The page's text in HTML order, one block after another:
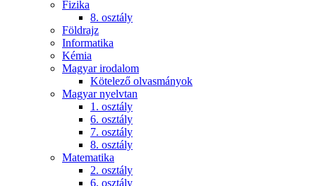
Fizika
8. osztály
Földrajz
Informatika
Kémia
Magyar irodalom
Kötelező olvasmányok
Magyar nyelvtan
1. osztály
6. osztály
7. osztály
8. osztály
Matematika
2. osztály
6. osztály